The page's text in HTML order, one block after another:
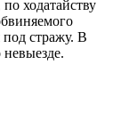
ходатайству
стражу. В